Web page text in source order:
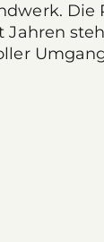
Die
Jahren